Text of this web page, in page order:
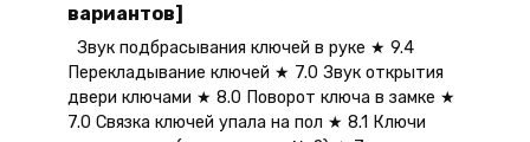
вариантов]
Звук подбрасывания ключей в руке ★ 9.4
Перекладывание ключей ★ 7.0 Звук открытия
двери ключами ★ 8.0 Поворот ключа в замке ★
7.0 Связка ключей упала на пол ★ 8.1 Ключи